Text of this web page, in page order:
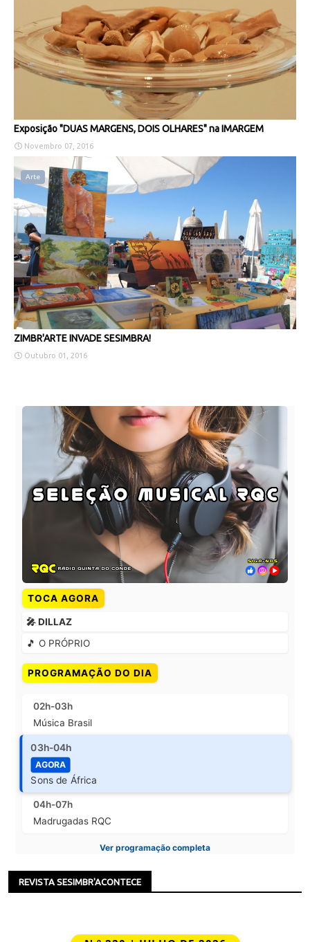
Exposição "DUAS MARGENS, DOIS OLHARES" na IMARGEM
Novembro 07, 2016
Arte
ZIMBR'ARTE INVADE SESIMBRA!
Outubro 01, 2016
TOCA AGORA
🎤 DILLAZ
🎵 O PRÓPRIO
PROGRAMAÇÃO DO DIA
02h-03h
Música Brasil
03h-04h
AGORA
Sons de África
04h-07h
Madrugadas RQC
Ver programação completa
REVISTA SESIMBR'ACONTECE